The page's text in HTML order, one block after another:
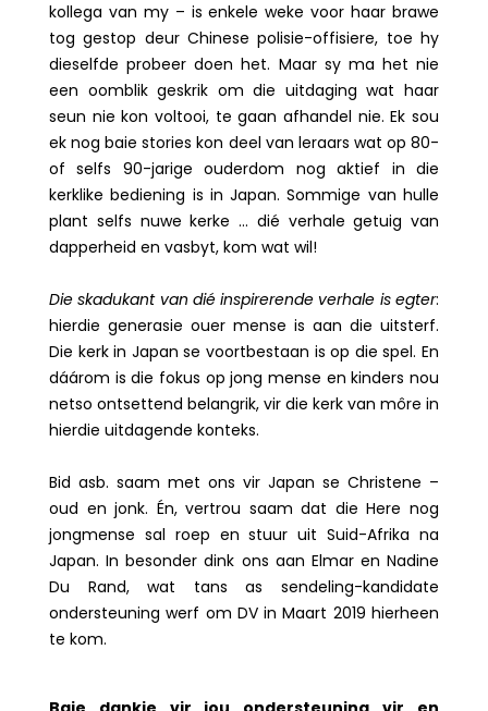
kollega van my – is enkele weke voor haar brawe
tog gestop deur Chinese polisie-offisiere, toe hy
dieselfde probeer doen het. Maar sy ma het nie
een oomblik geskrik om die uitdaging wat haar
seun nie kon voltooi, te gaan afhandel nie. Ek sou
ek nog baie stories kon deel van leraars wat op 80-
of selfs 90-jarige ouderdom nog aktief in die
kerklike bediening is in Japan. Sommige van hulle
plant selfs nuwe kerke … dié verhale getuig van
dapperheid en vasbyt, kom wat wil!
Die skadukant van dié inspirerende verhale is egter:
hierdie generasie ouer mense is aan die uitsterf.
Die kerk in Japan se voortbestaan is op die spel. En
dáárom is die fokus op jong mense en kinders nou
netso ontsettend belangrik, vir die kerk van môre in
hierdie uitdagende konteks.
Bid asb. saam met ons vir Japan se Christene –
oud en jonk. Én, vertrou saam dat die Here nog
jongmense sal roep en stuur uit Suid-Afrika na
Japan. In besonder dink ons aan Elmar en Nadine
Du Rand, wat tans as sendeling-kandidate
ondersteuning werf om DV in Maart 2019 hierheen
te kom.